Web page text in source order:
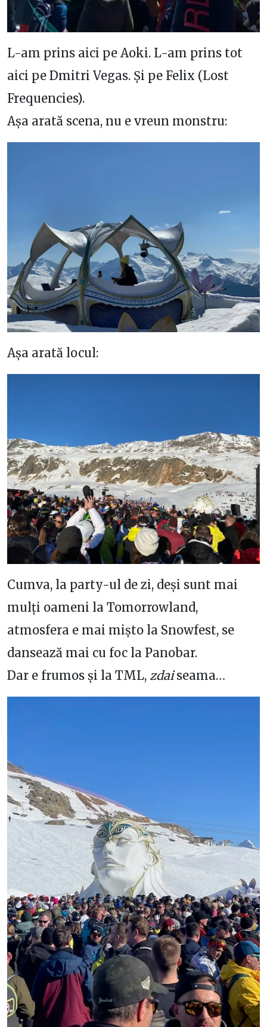
L-am prins aici pe Aoki. L-am prins tot
aici pe Dmitri Vegas. Și pe Felix (Lost
Frequencies).
Așa arată scena, nu e vreun monstru:
Așa arată locul:
Cumva, la party-ul de zi, deși sunt mai
mulți oameni la Tomorrowland,
atmosfera e mai mișto la Snowfest, se
dansează mai cu foc la Panobar.
Dar e frumos și la TML, zdaiseama…